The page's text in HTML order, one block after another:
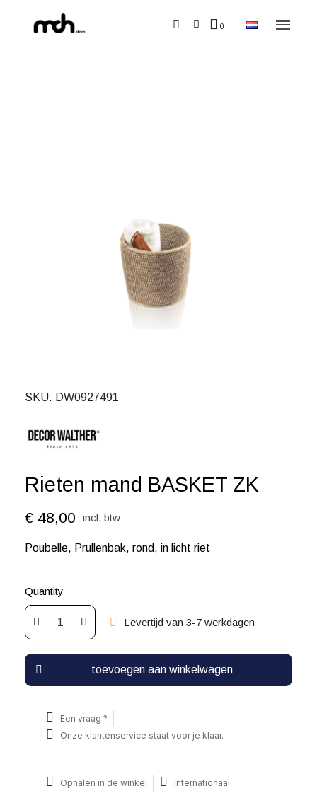
SKU DW0927491
Rieten mand BASKET ZK
€ 48,00 incl. btw
Poubelle, Prullenbak, rond, in licht riet
Quantity
Levertijd van 3-7 werkdagen
toevoegen aan winkelwagen
Een vraag ?
Onze klantenservice staat voor je klaar.
Ophalen in de winkel
Internationaal